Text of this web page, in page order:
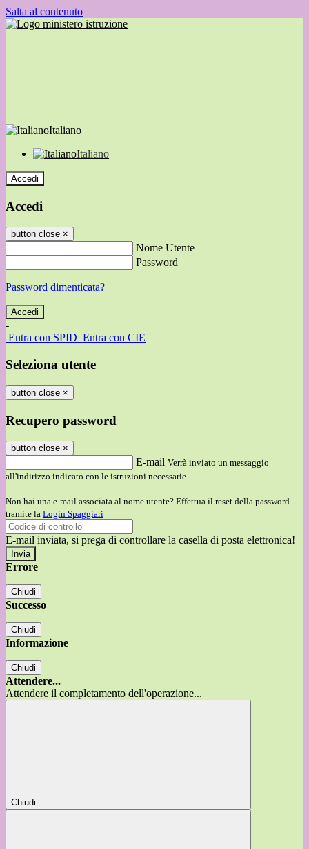
Salta al contenuto
Italiano
Italiano
Accedi
Accedi
button close ×
Nome Utente
Password
Password dimenticata?
-
Entra con SPID Entra con CIE
Seleziona utente
button close ×
Recupero password
button close ×
E-mail Verrà inviato un messaggio
all'indirizzo indicato con le istruzioni necessarie.
Non hai una e-mail associata al nome utente? Effettua il reset della password
tramite la Login Spaggiari
E-mail inviata, si prega di controllare la casella di posta elettronica!
Errore
Chiudi
Successo
Chiudi
Informazione
Chiudi
Attendere...
Attendere il completamento dell'operazione...
Chiudi